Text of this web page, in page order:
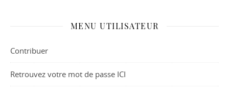
MENU UTILISATEUR
Contribuer
Retrouvez votre mot de passe ICI